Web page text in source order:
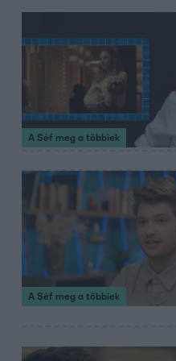
A Séf meg a többiek
A Séf meg a többiek